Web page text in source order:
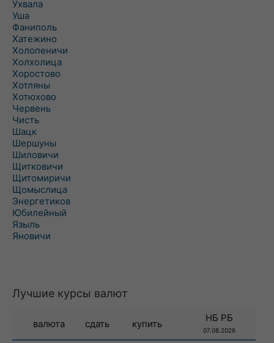
Ухвала
Уша
Фаниполь
Хатежино
Холопеничи
Холхолица
Хоростово
Хотляны
Хотюхово
Червень
Чисть
Шацк
Шершуны
Шиловичи
Щитковичи
Щитомиричи
Щомыслица
Энергетиков
Юбилейный
Языль
Яновичи
Лучшие курсы валют
валюта сдать купить
НБ РБ
07.08.2026